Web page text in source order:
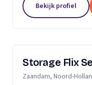
Bekijk profiel
Storage Flix
Zaandam, Noord-